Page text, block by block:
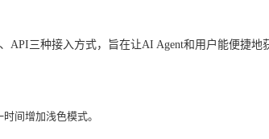
API三种接入方式，旨在让AI Agent和用户能便捷地
间增加浅色模式。